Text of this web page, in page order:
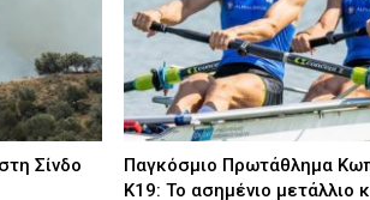
Σίνδο
Παγκόσμιο Πρωτάθλημα
Κ19: Το ασημένιο μετάλλιο